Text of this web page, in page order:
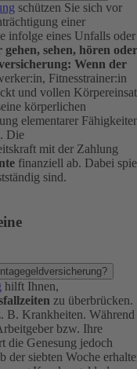
schützen Sie sich vor
einer
infolge eines Unfalls oder
sehen, hören oder
Wenn der
Fitnesstrainer:in
und vollen
körperlichen
elementarer
. Die
mit der Zahlung
finanziell ab. Dabei
sind.
hilft Ihnen,
zu überbrücken.
B. Krankheiten. Während
bzw. Ihre
die Genesung jedoch
der siebten Woche